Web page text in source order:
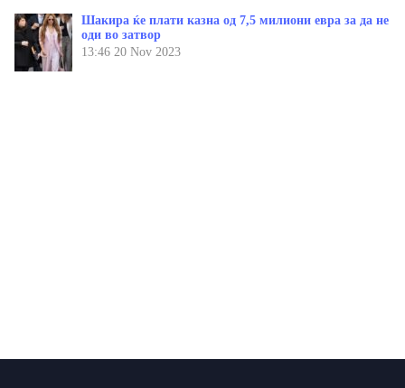
Шакира ќе плати казна од 7,5 милиони евра за да не
оди во затвор
13:46 20 Nov 2023